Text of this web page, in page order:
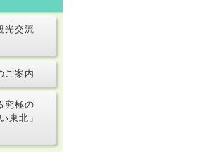
光交流
ご案内
究極の
東北」